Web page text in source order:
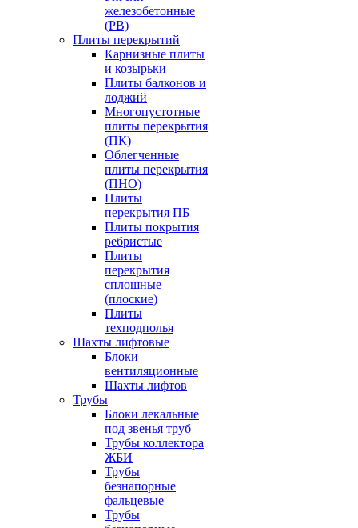
железобетонные
(РВ)
Плиты перекрытий
Карнизные плиты
и козырьки
Плиты балконов и
лоджий
Многопустотные
плиты перекрытия
(ПК)
Облегченные
плиты перекрытия
(ПНО)
Плиты
перекрытия ПБ
Плиты покрытия
ребристые
Плиты
перекрытия
сплошные
(плоские)
Плиты
техподполья
Шахты лифтовые
Блоки
вентиляционные
Шахты лифтов
Трубы
Блоки лекальные
под звенья труб
Трубы коллектора
ЖБИ
Трубы
безнапорные
фальцевые
Трубы